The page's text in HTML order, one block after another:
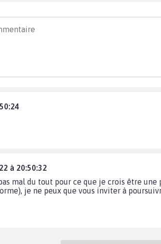
à 20:50:32
mal du tout pour ce que je crois être
je ne peux que vous inviter à